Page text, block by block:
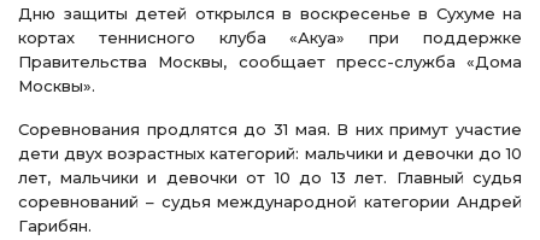
Дню защиты детей открылся в воскресенье в Сухуме на
кортах теннисного клуба «Акуа» при поддержке
Правительства Москвы, сообщает пресс-служба «Дома
Москвы».
Соревнования продлятся до 31 мая. В них примут участие
дети двух возрастных категорий: мальчики и девочки до 10
лет, мальчики и девочки от 10 до 13 лет. Главный судья
соревнований – судья международной категории Андрей
Гарибян.